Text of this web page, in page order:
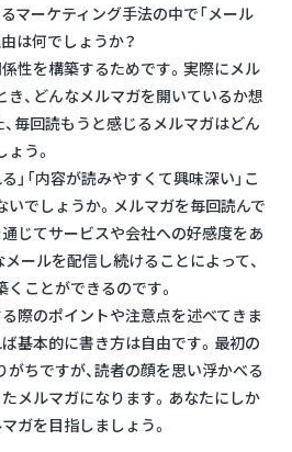
マーケティング手法の中で「メール
は何でしょうか？
係性を構築するためです。実際にメル
、どんなメルマガを開いているか想
毎回読もうと感じるメルマガはどん
う。
」「内容が読みやすくて興味深い」こ
でしょうか。メルマガを毎回読んで
じてサービスや会社への好感度をあ
ールを配信し続けることによって、
ことができるのです。
際のポイントや注意点を述べてきま
基本的に書き方は自由です。最初の
ちですが、読者の顔を思い浮かべる
メルマガになります。あなたにしか
ガを目指しましょう。